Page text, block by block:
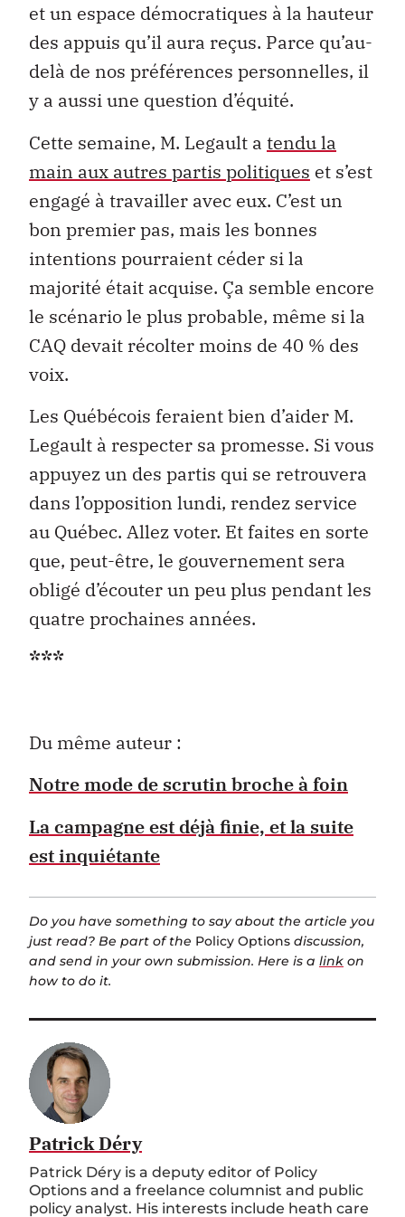
et un espace démocratiques à la hauteur
des appuis qu’il aura reçus. Parce qu’au-
delà de nos préférences personnelles, il
y a aussi une question d’équité.
Cette semaine, M. Legault a tendu la
main aux autres partis politiques et s’est
engagé à travailler avec eux. C’est un
bon premier pas, mais les bonnes
intentions pourraient céder si la
majorité était acquise. Ça semble encore
le scénario le plus probable, même si la
CAQ devait récolter moins de 40 % des
voix.
Les Québécois feraient bien d’aider M.
Legault à respecter sa promesse. Si vous
appuyez un des partis qui se retrouvera
dans l’opposition lundi, rendez service
au Québec. Allez voter. Et faites en sorte
que, peut-être, le gouvernement sera
obligé d’écouter un peu plus pendant les
quatre prochaines années.
***
Du même auteur :
Notre mode de scrutin broche à foin
La campagne est déjà finie, et la suite
est inquiétante
Do you have something to say about the article you
just read? Be part of the Policy Options discussion,
and send in your own submission. Here is a link on
how to do it.
Patrick Déry
Patrick Déry is a deputy editor of Policy
Options and a freelance columnist and public
policy analyst. His interests include heath care